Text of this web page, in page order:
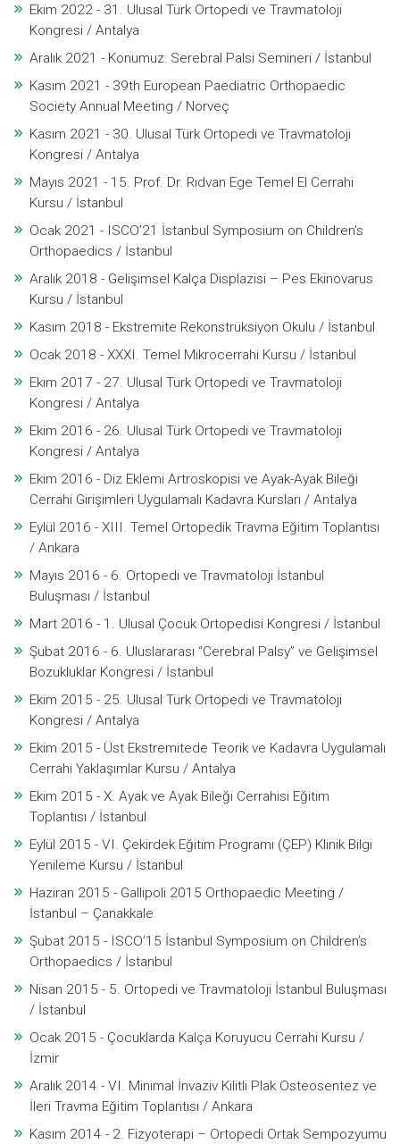
Ekim 2022 - 31. Ulusal Türk Ortopedi ve Travmatoloji
Kongresi / Antalya
Aralık 2021 - Konumuz: Serebral Palsi Semineri / İstanbul
Kasım 2021 - 39th European Paediatric Orthopaedic
Society Annual Meeting / Norveç
Kasım 2021 - 30. Ulusal Türk Ortopedi ve Travmatoloji
Kongresi / Antalya
Mayıs 2021 - 15. Prof. Dr. Rıdvan Ege Temel El Cerrahi
Kursu / İstanbul
Ocak 2021 - ISCO’21 İstanbul Symposium on Children’s
Orthopaedics / İstanbul
Aralık 2018 - Gelişimsel Kalça Displazisi – Pes Ekinovarus
Kursu / İstanbul
Kasım 2018 - Ekstremite Rekonstrüksiyon Okulu / İstanbul
Ocak 2018 - XXXI. Temel Mikrocerrahi Kursu / İstanbul
Ekim 2017 - 27. Ulusal Türk Ortopedi ve Travmatoloji
Kongresi / Antalya
Ekim 2016 - 26. Ulusal Türk Ortopedi ve Travmatoloji
Kongresi / Antalya
Ekim 2016 - Diz Eklemi Artroskopisi ve Ayak-Ayak Bileği
Cerrahi Girişimleri Uygulamalı Kadavra Kursları / Antalya
Eylül 2016 - XIII. Temel Ortopedik Travma Eğitim Toplantısı
/ Ankara
Mayıs 2016 - 6. Ortopedi ve Travmatoloji İstanbul
Buluşması / İstanbul
Mart 2016 - 1. Ulusal Çocuk Ortopedisi Kongresi / İstanbul
Şubat 2016 - 6. Uluslararası “Cerebral Palsy” ve Gelişimsel
Bozukluklar Kongresi / İstanbul
Ekim 2015 - 25. Ulusal Türk Ortopedi ve Travmatoloji
Kongresi / Antalya
Ekim 2015 - Üst Ekstremitede Teorik ve Kadavra Uygulamalı
Cerrahi Yaklaşımlar Kursu / Antalya
Ekim 2015 - X. Ayak ve Ayak Bileği Cerrahisi Eğitim
Toplantısı / İstanbul
Eylül 2015 - VI. Çekirdek Eğitim Programı (ÇEP) Klinik Bilgi
Yenileme Kursu / İstanbul
Haziran 2015 - Gallipoli 2015 Orthopaedic Meeting /
İstanbul – Çanakkale
Şubat 2015 - ISCO’15 İstanbul Symposium on Children’s
Orthopaedics / İstanbul
Nisan 2015 - 5. Ortopedi ve Travmatoloji İstanbul Buluşması
/ İstanbul
Ocak 2015 - Çocuklarda Kalça Koruyucu Cerrahi Kursu /
İzmir
Aralık 2014 - VI. Minimal İnvaziv Kilitli Plak Osteosentez ve
İleri Travma Eğitim Toplantısı / Ankara
Kasım 2014 - 2. Fizyoterapi – Ortopedi Ortak Sempozyumu